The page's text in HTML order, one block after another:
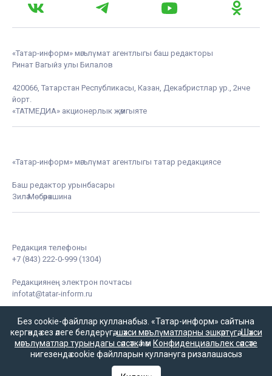
«Татар-информ» мәгълүмат агентлыгы баш редакторы
Ринат Вагыйз улы Билалов
420066, Татарстан Республикасы, Казан, Декабристлар ур., 2нче
йорт.
«ТАТМЕДИА» акционерлык җәмгыяте
«Татар-информ» мәгълүмат агентлыгы татар редакциясе
Баш редактор урынбасары
Зилә Мөбәрәкшина
Редакция телефоны
+7 (843) 222-0-999 (1304)
Редакциянең электрон почтасы
infotat@tatar-inform.ru
Без cookie-файллар кулланабыз. «Татар-информ» сайтына
кергәндә сез әлеге белдерүгә,шәхси мәгълүматларны эшкәртүгә,Шәхси
мәгълүматлар турындагы сәясәткәһәм Конфиденциальлек сәясәте
нигезендә cookie файлларын куллануга ризалашасыз